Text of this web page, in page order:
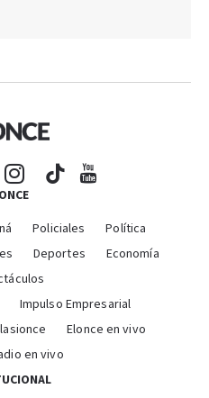
Policiales
Política
Deportes
Economía
Impulso Empresarial
Elonce en vivo
en vivo